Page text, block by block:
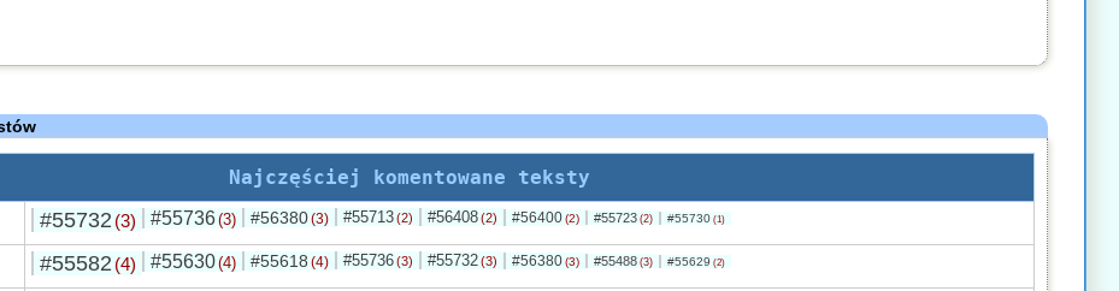
Najczęściej komentowane teksty
#55732 (3) #55736(3) #56380(3) #55713 (2) #56408 (2) #56400 (2) #55723 (2) #55730 (1)
#55582 (4) #55630(4) #55618 (4) #55736 (3) #55732 (3) #56380 (3) #55488 (3) #55629 (2)